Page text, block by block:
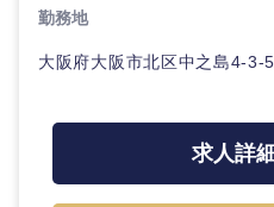
勤務地
大阪府大阪市北区中之島4-3-
求人詳